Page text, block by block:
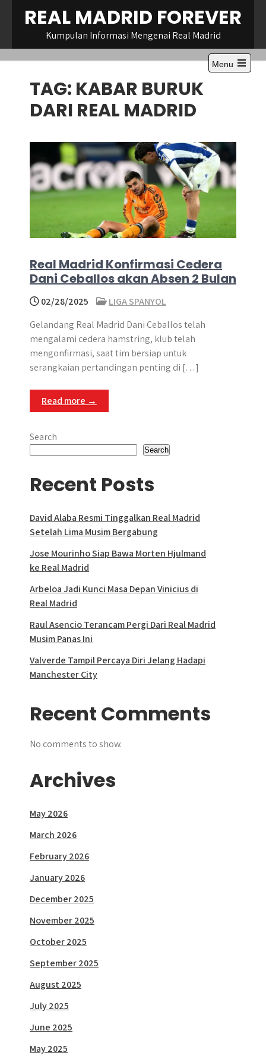
REAL MADRID FOREVER
Kumpulan Informasi Mengenai Real Madrid
Menu
Open
TAG: KABAR BURUK
DARI REAL MADRID
Real Madrid Konfirmasi Cedera
Dani Ceballos akan Absen 2 Bulan
02/28/2025
LIGA SPANYOL
Gelandang Real Madrid Dani Ceballos telah
mengalami cedera hamstring, klub telah
mengonfirmasi, saat tim bersiap untuk
serangkaian pertandingan penting di […]
Read more →
Search
Search
Recent Posts
David Alaba Resmi Tinggalkan Real Madrid
Setelah Lima Musim Bergabung
Jose Mourinho Siap Bawa Morten Hjulmand
ke Real Madrid
Arbeloa Jadi Kunci Masa Depan Vinicius di
Real Madrid
Raul Asencio Terancam Pergi Dari Real Madrid
Musim Panas Ini
Valverde Tampil Percaya Diri Jelang Hadapi
Manchester City
Recent Comments
No comments to show.
Archives
May 2026
March 2026
February 2026
January 2026
December 2025
November 2025
October 2025
September 2025
August 2025
July 2025
June 2025
May 2025